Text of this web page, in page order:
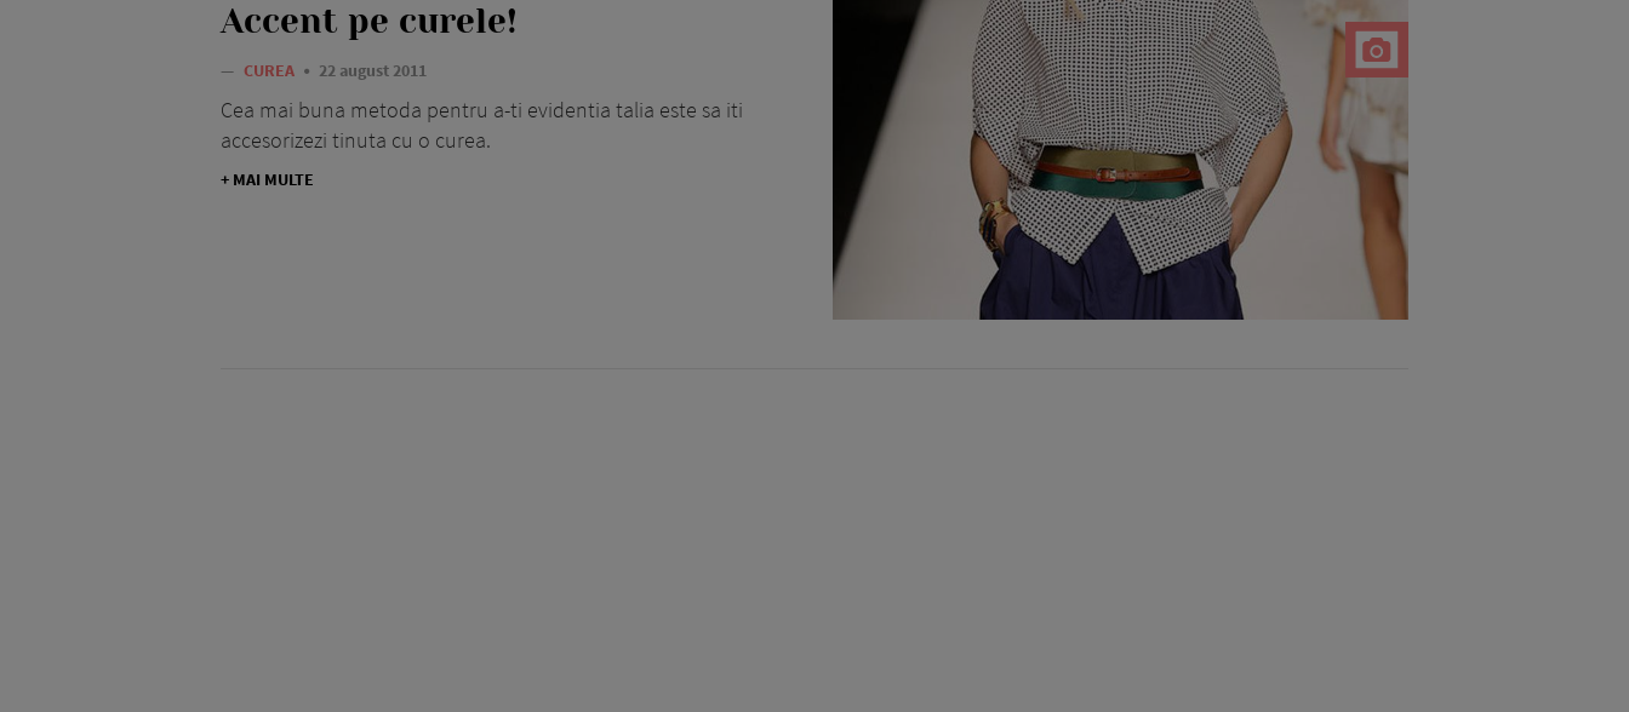
Accent pe curele!
— CUREA 22 august 2011
Cea mai buna metoda pentru a-ti evidentia talia este sa iti
accesorizezi tinuta cu o curea.
+ MAI MULTE